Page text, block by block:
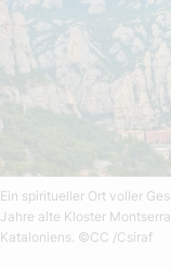
Ein spiritueller Ort voller
Jahre alte Kloster
Kataloniens. ©CC /Csiraf